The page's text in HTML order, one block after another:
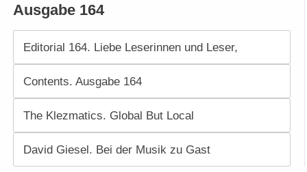
Ausgabe 164
Editorial 164. Liebe Leserinnen und Leser,
Contents. Ausgabe 164
The Klezmatics. Global But Local
David Giesel. Bei der Musik zu Gast